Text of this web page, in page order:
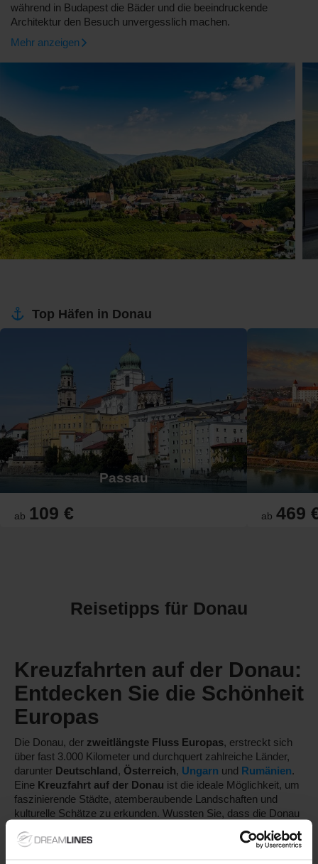
während in Budapest die Bäder und die beeindruckende
Architektur den Besuch unvergesslich machen.
Mehr anzeigen
Top Häfen in Donau
Passau
ab 109 € ab 469
Reisetipps für Donau
Kreuzfahrten auf der Donau:
Entdecken Sie die Schönheit
Europas
Die Donau, der zweitlängste Fluss Europas, erstreckt sich
über fast 3.000 Kilometer und durchquert zahlreiche Länder,
darunter Deutschland, Österreich, Ungarn und Rumänien.
Eine Kreuzfahrt auf der Donau ist die ideale Möglichkeit, um
faszinierende Städte, atemberaubende Landschaften und
kulturelle Schätze zu erkunden. Wussten Sie, dass die Donau
mehr UNESCO-Weltkulturerbestätten durchfließt als jeder
andere Fluss? Bei einer
erleben Sie die